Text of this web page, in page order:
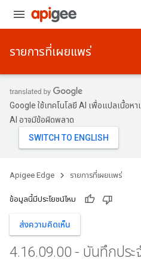
รายการที่เผยแพร่
Google ใช้เทคโนโลยี AI เพื่อแปลเนื้อห
AI อาจมีข้อผิดพลาด
Apigee Edge รายการที่เผยแพร่
ข้อมูลนี้มีประโยชน์ไหม
ส่งความคิดเห็น
4.16.09.00 - บันทึกปร